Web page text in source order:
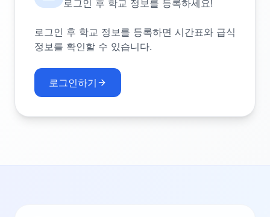
로그인 후 학교 정보를 등록하세요!
로그인 후 학교 정보를 등록하면 시간표와 급식
정보를 확인할 수 있습니다.
로그인하기